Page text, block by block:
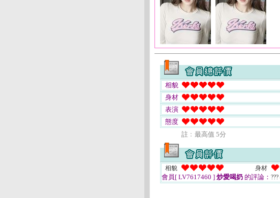
相貌
身材
表演
態度
註﹕最高值 5分
相貌 身材
會員[ LV7617460 ] 炒愛喝奶 的評論： ???